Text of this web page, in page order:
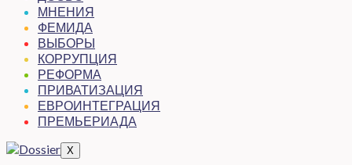
МНЕНИЯ
ФЕМИДА
ВЫБОРЫ
КОРРУПЦИЯ
РЕФОРМА
ПРИВАТИЗАЦИЯ
ЕВРОИНТЕГРАЦИЯ
ПРЕМЬЕРИАДА
X